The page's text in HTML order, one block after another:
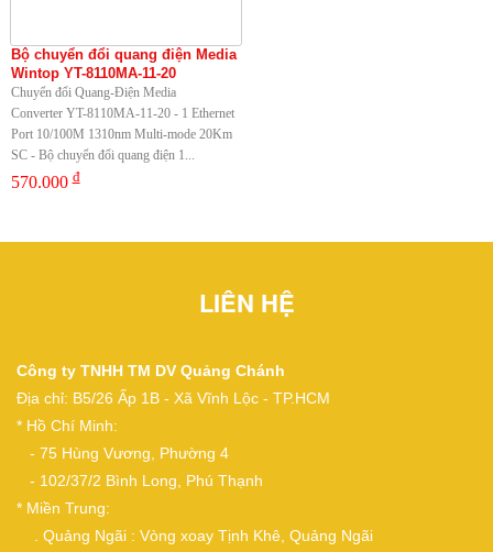
Bộ chuyển đổi quang điện Media
Wintop YT-8110MA-11-20
Chuyển đổi Quang-Điện Media
Converter YT-8110MA-11-20 - 1 Ethernet
Port 10/100M 1310nm Multi-mode 20Km
SC - Bộ chuyển đổi quang điện 1...
570.000đ
LIÊN HỆ
Công ty TNHH TM DV Quảng Chánh
Địa chỉ: B5/26 Ấp 1B - Xã Vĩnh Lộc - TP.HCM
* Hồ Chí Minh:
- 75 Hùng Vương, Phường 4
- 102/37/2 Bình Long, Phú Thạnh
* Miền Trung:
. Quảng Ngãi : Vòng xoay Tịnh Khê, Quảng Ngãi